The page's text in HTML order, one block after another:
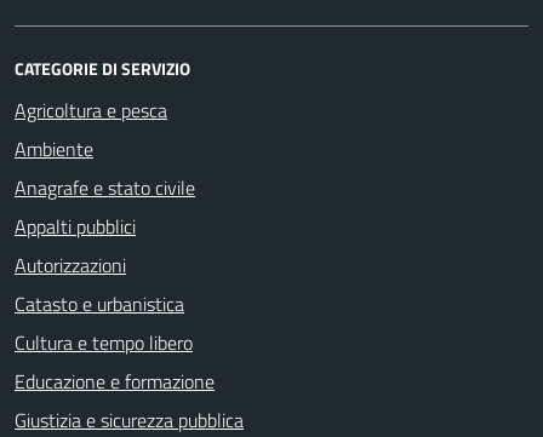
CATEGORIE DI SERVIZIO
Agricoltura e pesca
Ambiente
Anagrafe e stato civile
Appalti pubblici
Autorizzazioni
Catasto e urbanistica
Cultura e tempo libero
Educazione e formazione
Giustizia e sicurezza pubblica